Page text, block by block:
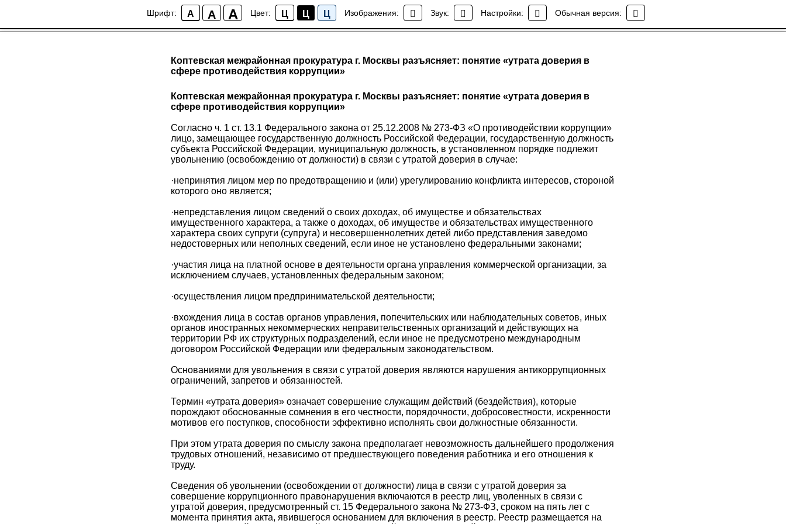
Шрифт: A A A Цвет: Ц Ц Ц Изображения: Звук: Настройки: Обычная версия:
Новости района Коптево
Коптевская межрайонная прокуратура г. Москвы разъясняет: понятие «утрата доверия в
сфере противодействия коррупции»
Коптевская межрайонная прокуратура г. Москвы разъясняет: понятие «утрата доверия в
сфере противодействия коррупции»
Согласно ч. 1 ст. 13.1 Федерального закона от 25.12.2008 № 273-ФЗ «О противодействии коррупции»
лицо, замещающее государственную должность Российской Федерации, государственную должность
субъекта Российской Федерации, муниципальную должность, в установленном порядке подлежит
увольнению (освобождению от должности) в связи с утратой доверия в случае:
·непринятия лицом мер по предотвращению и (или) урегулированию конфликта интересов, стороной
которого оно является;
·непредставления лицом сведений о своих доходах, об имуществе и обязательствах
имущественного характера, а также о доходах, об имуществе и обязательствах имущественного
характера своих супруги (супруга) и несовершеннолетних детей либо представления заведомо
недостоверных или неполных сведений, если иное не установлено федеральными законами;
·участия лица на платной основе в деятельности органа управления коммерческой организации, за
исключением случаев, установленных федеральным законом;
·осуществления лицом предпринимательской деятельности;
·вхождения лица в состав органов управления, попечительских или наблюдательных советов, иных
органов иностранных некоммерческих неправительственных организаций и действующих на
территории РФ их структурных подразделений, если иное не предусмотрено международным
договором Российской Федерации или федеральным законодательством.
Основаниями для увольнения в связи с утратой доверия являются нарушения антикоррупционных
ограничений, запретов и обязанностей.
Термин «утрата доверия» означает совершение служащим действий (бездействия), которые
порождают обоснованные сомнения в его честности, порядочности, добросовестности, искренности
мотивов его поступков, способности эффективно исполнять свои должностные обязанности.
При этом утрата доверия по смыслу закона предполагает невозможность дальнейшего продолжения
трудовых отношений, независимо от предшествующего поведения работника и его отношения к
труду.
Сведения об увольнении (освобождении от должности) лица в связи с утратой доверия за
совершение коррупционного правонарушения включаются в реестр лиц, уволенных в связи с
утратой доверия, предусмотренный ст. 15 Федерального закона № 273-ФЗ, сроком на пять лет с
момента принятия акта, явившегося основанием для включения в реестр. Реестр размещается на